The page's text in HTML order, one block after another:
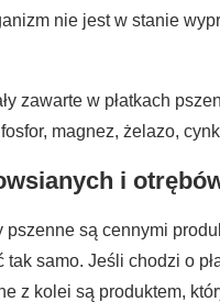
nie jest w stanie
zawarte w płatkach
magnez, żelazo,
i
pszenne są cennymi
samo. Jeśli chodzi o
z kolei są produktem,